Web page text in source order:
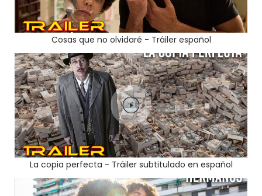
Cosas que no olvidaré - Tráiler español
La copia perfecta - Tráiler subtitulado en español